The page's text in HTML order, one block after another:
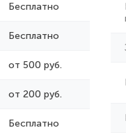
Бесплатно
Бесплатно
от 500 руб.
от 200 руб.
Бесплатно